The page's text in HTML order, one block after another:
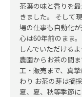
茶葉の味と香りを
きました。 そして
場の仕事も自動化
心は60年前のまま
しんでいただける
農園からお茶の間
工・販売まで、真
わり お茶の芽は摘
夏、夏、秋等季節